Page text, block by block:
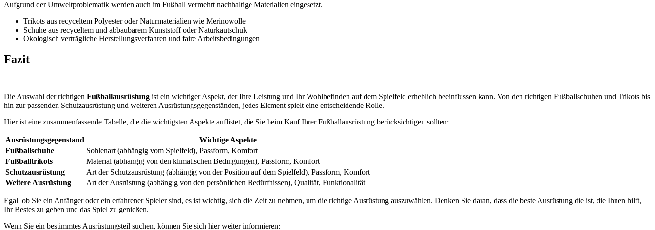
Aufgrund der Umweltproblematik werden auch im Fußball vermehrt nachhaltige Materialien eingesetzt.
Trikots aus recyceltem Polyester oder Naturmaterialien wie Merinowolle
Schuhe aus recyceltem und abbaubarem Kunststoff oder Naturkautschuk
Ökologisch verträgliche Herstellungsverfahren und faire Arbeitsbedingungen
Fazit
Die Auswahl der richtigen Fußballausrüstung ist ein wichtiger Aspekt, der Ihre Leistung und Ihr Wohlbefinden auf dem Spielfeld erheblich beeinflussen kann. Von den richtigen Fußballschuhen und Trikots bis
hin zur passenden Schutzausrüstung und weiteren Ausrüstungsgegenständen, jedes Element spielt eine entscheidende Rolle.
Hier ist eine zusammenfassende Tabelle, die die wichtigsten Aspekte auflistet, die Sie beim Kauf Ihrer Fußballausrüstung berücksichtigen sollten:
Ausrüstungsgegenstand
Wichtige Aspekte
Fußballschuhe
Sohlenart (abhängig vom Spielfeld), Passform, Komfort
Fußballtrikots
Material (abhängig von den klimatischen Bedingungen), Passform, Komfort
Schutzausrüstung
Art der Schutzausrüstung (abhängig von der Position auf dem Spielfeld), Passform, Komfort
Weitere Ausrüstung
Art der Ausrüstung (abhängig von den persönlichen Bedürfnissen), Qualität, Funktionalität
Egal, ob Sie ein Anfänger oder ein erfahrener Spieler sind, es ist wichtig, sich die Zeit zu nehmen, um die richtige Ausrüstung auszuwählen. Denken Sie daran, dass die beste Ausrüstung die ist, die Ihnen hilft,
Ihr Bestes zu geben und das Spiel zu genießen.
Wenn Sie ein bestimmtes Ausrüstungsteil suchen, können Sie sich hier weiter informieren: